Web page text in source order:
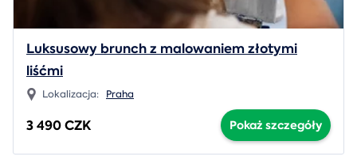
Luksusowy brunch z malowaniem złotymi
liśćmi
Lokalizacja: Praha
3 490 CZK Pokaż szczegóły